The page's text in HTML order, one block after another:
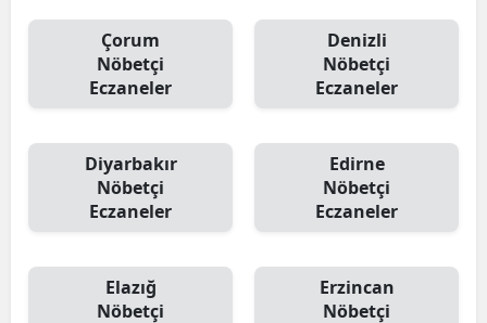
Çorum
Nöbetçi
Eczaneler
Denizli
Nöbetçi
Eczaneler
Diyarbakır
Nöbetçi
Eczaneler
Edirne
Nöbetçi
Eczaneler
Elazığ
Nöbetçi
Erzincan
Nöbetçi